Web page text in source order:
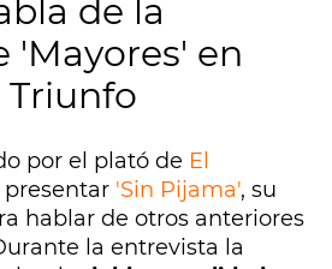
de la
'Mayores' en
por el plató de El
presentar 'Sin Pijama', su
hablar de otros anteriores
la entrevista la